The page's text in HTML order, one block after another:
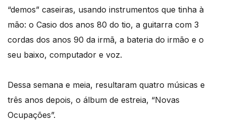
“demos” caseiras, usando instrumentos que tinha à
mão: o Casio dos anos 80 do tio, a guitarra com 3
cordas dos anos 90 da irmã, a bateria do irmão e o
seu baixo, computador e voz.
Dessa semana e meia, resultaram quatro músicas e
três anos depois, o álbum de estreia, “Novas
Ocupações”.